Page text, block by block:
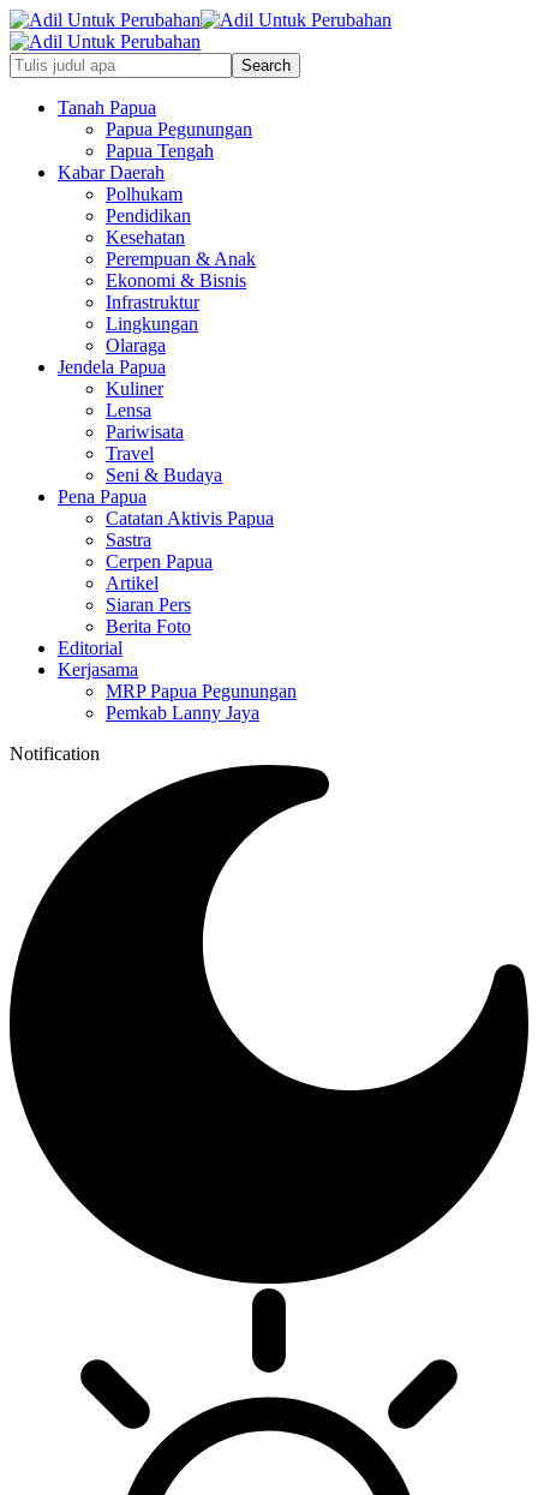
Tanah Papua
Papua Pegunungan
Papua Tengah
Kabar Daerah
Polhukam
Pendidikan
Kesehatan
Perempuan & Anak
Ekonomi & Bisnis
Infrastruktur
Lingkungan
Olaraga
Jendela Papua
Kuliner
Lensa
Pariwisata
Travel
Seni & Budaya
Pena Papua
Catatan Aktivis Papua
Sastra
Cerpen Papua
Artikel
Siaran Pers
Berita Foto
Editorial
Kerjasama
MRP Papua Pegunungan
Pemkab Lanny Jaya
Notification